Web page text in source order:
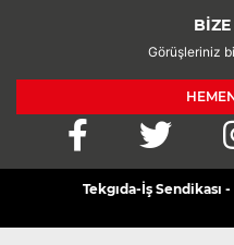
Görüşleriniz
Tekgıda-İş